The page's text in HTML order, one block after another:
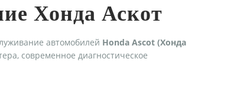
Хонда Аскот
автомобилей Honda Ascot (Хонда
современное диагностическое